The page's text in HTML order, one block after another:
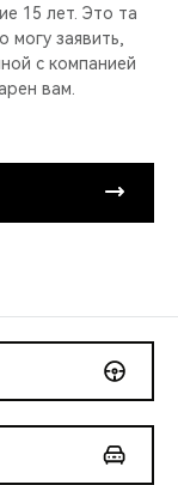
15 лет. Это та
заявить,
с компанией
вам.